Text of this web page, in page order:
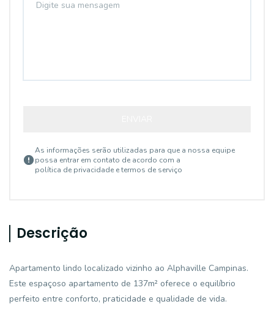
As informações serão utilizadas para que a nossa equipe
possa entrar em contato de acordo com a
política de privacidade e termos de serviço
Descrição
Apartamento lindo localizado vizinho ao Alphaville Campinas.
Este espaçoso apartamento de 137m² oferece o equilíbrio
perfeito entre conforto, praticidade e qualidade de vida.